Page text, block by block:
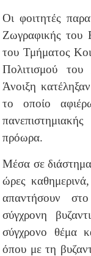
Οι φοιτητές
Ζωγραφικής του
του Τμήματος
Πολιτισμού
Άνοιξη
το οποίο
πρόωρα.
Μέσα σε
ώρες
απαντήσουν
σύγχρονη
σύγχρονο θέμα
όπου με τη